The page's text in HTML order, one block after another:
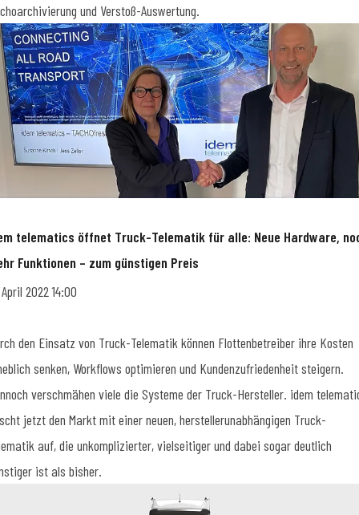
und Verstoß-Auswertung.
telematics öffnet Truck-Telematik für alle: Neue Hardware,
Funktionen – zum günstigen Preis
April 2022 14:00
den Einsatz von Truck-Telematik können Flottenbetreiber ihre Kosten
senken, Workflows optimieren und Kundenzufriedenheit steigern.
verschmähen viele die Systeme der Truck-Hersteller. idem
jetzt den Markt mit einer neuen, herstellerunabhängigen Truck-
auf, die unkomplizierter, vielseitiger und dabei sogar deutlich
ist als bisher.